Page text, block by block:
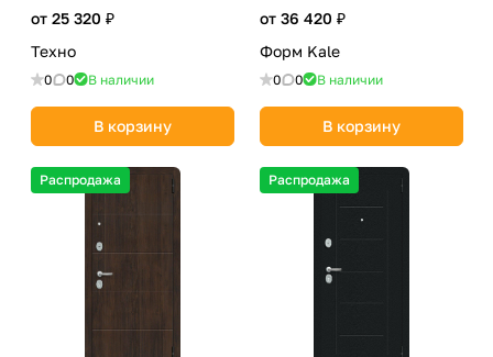
от 25 320 ₽
Техно
0 0 В наличии
В корзину
от 36 420 ₽
Форм Kale
0 0 В наличии
В корзину
Распродажа Распродажа